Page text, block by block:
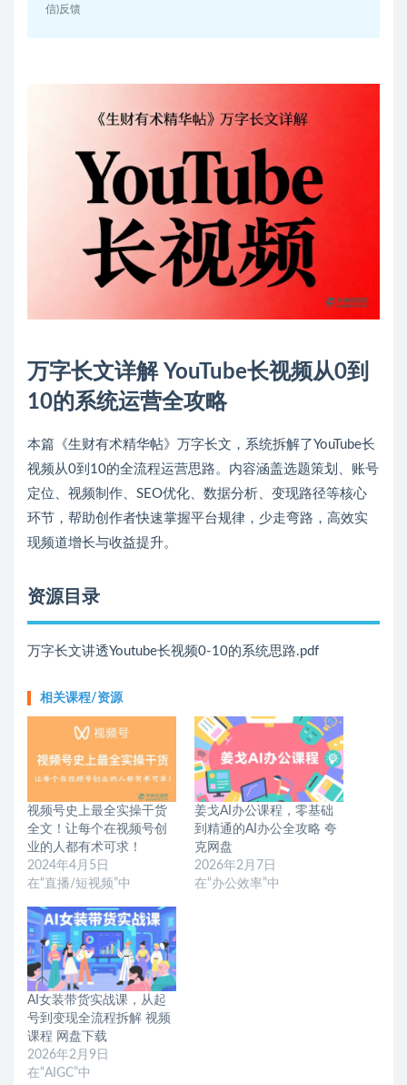
信)反馈
万字长文详解 YouTube长视频从0到
10的系统运营全攻略
本篇《生财有术精华帖》万字长文，系统拆解了YouTube长
视频从0到10的全流程运营思路。内容涵盖选题策划、账号
定位、视频制作、SEO优化、数据分析、变现路径等核心
环节，帮助创作者快速掌握平台规律，少走弯路，高效实
现频道增长与收益提升。
资源目录
万字长文讲透Youtube长视频0-10的系统思路.pdf
相关课程/资源
视频号史上最全实操干货
全文！让每个在视频号创
业的人都有术可求！
2024年4月5日
在“直播/短视频”中
姜戈AI办公课程，零基础
到精通的AI办公全攻略 夸
克网盘
2026年2月7日
在“办公效率”中
AI女装带货实战课，从起
号到变现全流程拆解 视频
课程 网盘下载
2026年2月9日
在“AIGC”中